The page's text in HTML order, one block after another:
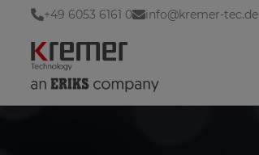
+49 6053 6161 0 info@kremer-tec.de